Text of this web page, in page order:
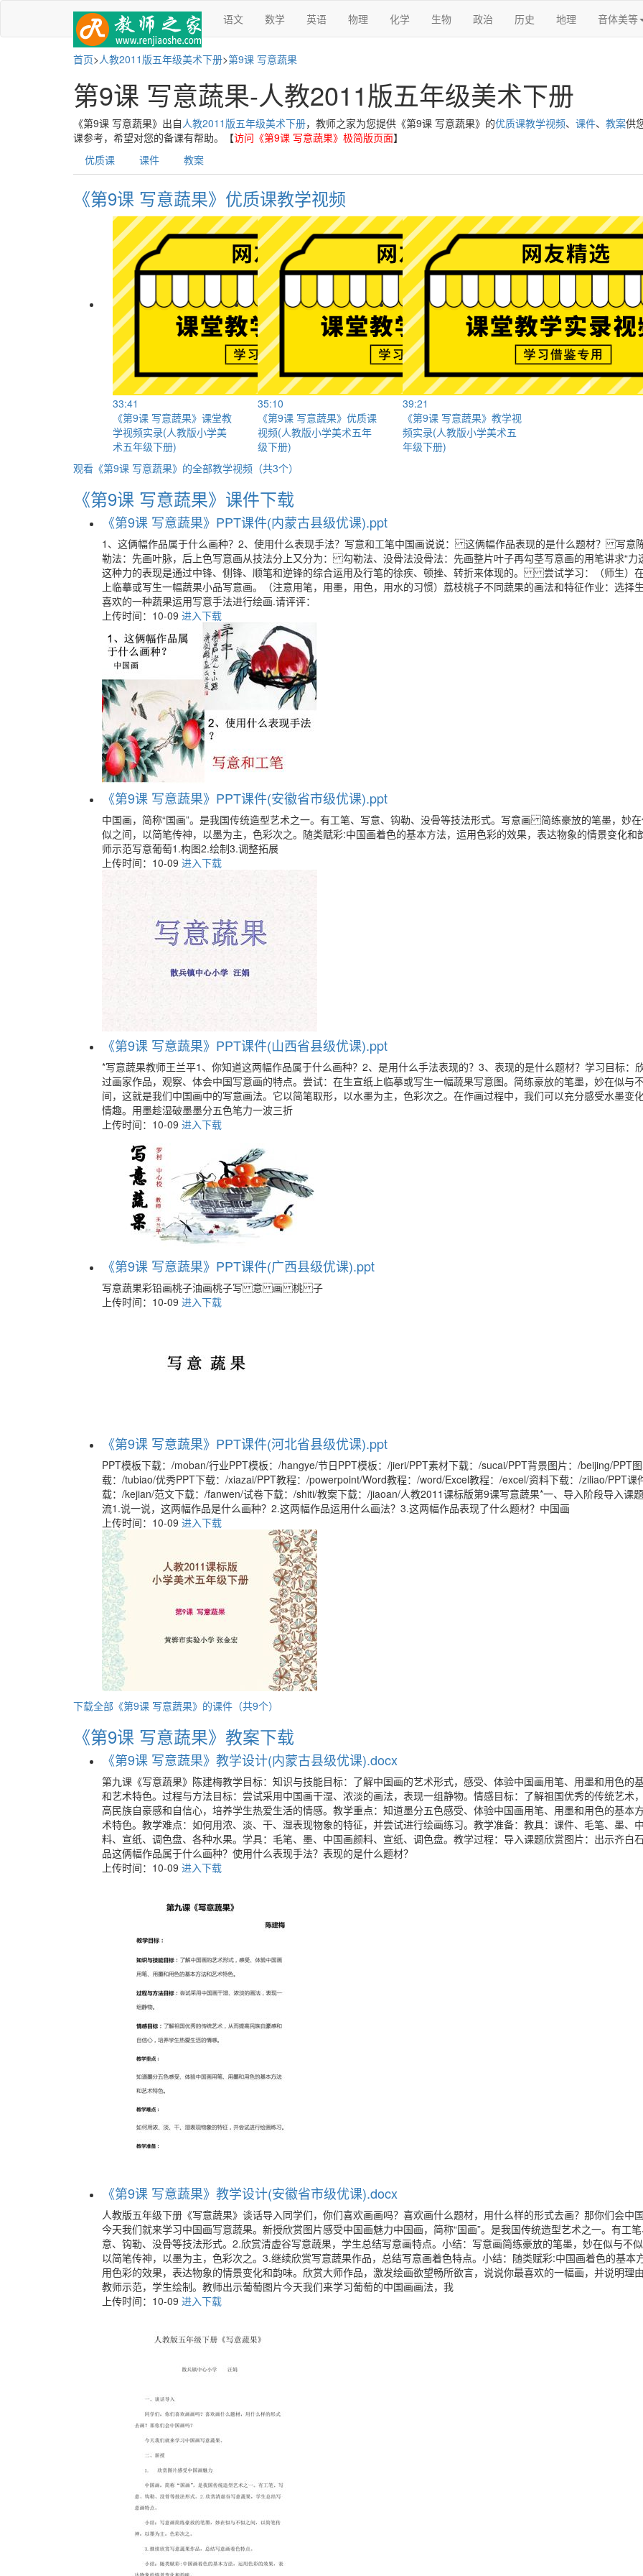
语文 数学 英语 物理 化学 生物 政治 历史 地理 音体美等
首页>人教2011版五年级美术下册>第9课 写意蔬果
第9课 写意蔬果-人教2011版五年级美术下册
《第9课 写意蔬果》出自人教2011版五年级美术下册，教师之家为您提供《第9课 写意蔬果》的优质课教学视频、 课件、 教案供
课参考，希望对您的备课有帮助。【访问《第9课 写意蔬果》极简版页面】
优质课
课件 教案
《第9课 写意蔬果》优质课教学视频
33:41
《第9课 写意蔬果》课堂教
学视频实录(人教版小学美
术五年级下册)
35:10
《第9课 写意蔬果》优质课
视频(人教版小学美术五年
级下册)
39:21
《第9课 写意蔬果》教学视
频实录(人教版小学美术五
年级下册)
观看《第9课 写意蔬果》的全部教学视频（共3个）
《第9课 写意蔬果》课件下载
《第9课 写意蔬果》PPT课件(内蒙古县级优课).ppt
1、这俩幅作品属于什么画种？2、使用什么表现手法？写意和工笔中国画说说： 这俩幅作品表现的是什么题材？ 写意
勒法：先画叶脉，后上色写意画从技法分上又分为： 勾勒法、没骨法没骨法：先画整片叶子再勾茎写意画的用笔讲求“力
这种力的表现是通过中锋、侧锋、顺笔和逆锋的综合运用及行笔的徐疾、顿挫、转折来体现的。 尝试学习：（师生）
上临摹或写生一幅蔬果小品写意画。（注意用笔，用墨，用色，用水的习惯）荔枝桃子不同蔬果的画法和特征作业：选择
喜欢的一种蔬果运用写意手法进行绘画.请评评：
上传时间：10-09 进入下载
《第9课 写意蔬果》PPT课件(安徽省市级优课).ppt
中国画，简称“国画”。是我国传统造型艺术之一。有工笔、写意、钩勒、没骨等技法形式。写意画 简练豪放的笔墨，妙
似之间，以简笔传神，以墨为主，色彩次之。随类赋彩:中国画着色的基本方法，运用色彩的效果，表达物象的情景变化和
师示范写意葡萄1.构图2.绘制3.调整拓展
上传时间：10-09 进入下载
《第9课 写意蔬果》PPT课件(山西省县级优课).ppt
*写意蔬果教师王兰平1、你知道这两幅作品属于什么画种？2、是用什么手法表现的？3、表现的是什么题材？学习目标：
过画家作品，观察、体会中国写意画的特点。尝试：在生宣纸上临摹或写生一幅蔬果写意图。简练豪放的笔墨，妙在似与
间，这就是我们中国画中的写意画法。它以简笔取形，以水墨为主，色彩次之。在作画过程中，我们可以充分感受水墨变
情趣。用墨趁湿破墨墨分五色笔力一波三折
上传时间：10-09 进入下载
《第9课 写意蔬果》PPT课件(广西县级优课).ppt
写意蔬果彩铅画桃子油画桃子写 意 画 桃 子
上传时间：10-09 进入下载
《第9课 写意蔬果》PPT课件(河北省县级优课).ppt
PPT模板下载：/moban/行业PPT模板：/hangye/节日PPT模板：/jieri/PPT素材下载：/sucai/PPT背景图片：/beijing/PPT
载：/tubiao/优秀PPT下载：/xiazai/PPT教程：/powerpoint/Word教程：/word/Excel教程：/excel/资料下载：/ziliao/PPT课
载：/kejian/范文下载：/fanwen/试卷下载：/shiti/教案下载：/jiaoan/人教2011课标版第9课写意蔬果*一、导入阶段导入课
流1.说一说，这两幅作品是什么画种？2.这两幅作品运用什么画法？3.这两幅作品表现了什么题材？中国画
上传时间：10-09 进入下载
下载全部《第9课 写意蔬果》的课件（共9个）
《第9课 写意蔬果》教案下载
《第9课 写意蔬果》教学设计(内蒙古县级优课).docx
第九课《写意蔬果》陈建梅教学目标：知识与技能目标：了解中国画的艺术形式，感受、体验中国画用笔、用墨和用色的
和艺术特色。过程与方法目标：尝试采用中国画干湿、浓淡的画法，表现一组静物。情感目标：了解祖国优秀的传统艺术
高民族自豪感和自信心，培养学生热爱生活的情感。教学重点：知道墨分五色感受、体验中国画用笔、用墨和用色的基本
术特色。教学难点：如何用浓、淡、干、湿表现物象的特征，并尝试进行绘画练习。教学准备：教具：课件、毛笔、墨、
料、宣纸、调色盘、各种水果。学具：毛笔、墨、中国画颜料、宣纸、调色盘。教学过程：导入课题欣赏图片：出示齐白
品这俩幅作品属于什么画种？使用什么表现手法？表现的是什么题材？
上传时间：10-09 进入下载
《第9课 写意蔬果》教学设计(安徽省市级优课).docx
人教版五年级下册《写意蔬果》谈话导入同学们，你们喜欢画画吗？喜欢画什么题材，用什么样的形式去画？那你们会中国
今天我们就来学习中国画写意蔬果。新授欣赏图片感受中国画魅力中国画，简称“国画”。是我国传统造型艺术之一。有工
意、钩勒、没骨等技法形式。2.欣赏清虚谷写意蔬果，学生总结写意画特点。小结：写意画简练豪放的笔墨，妙在似与不似
以简笔传神，以墨为主，色彩次之。3.继续欣赏写意蔬果作品，总结写意画着色特点。小结：随类赋彩:中国画着色的基本
用色彩的效果，表达物象的情景变化和韵味。欣赏大师作品，激发绘画欲望畅所欲言，说说你最喜欢的一幅画，并说明理由
教师示范，学生绘制。教师出示葡萄图片今天我们来学习葡萄的中国画画法，我
上传时间：10-09 进入下载